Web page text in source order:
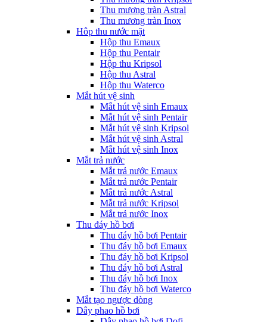
Thu mương tràn Astral
Thu mương tràn Inox
Hôp thu nước mặt
Hộp thu Emaux
Hộp thu Pentair
Hộp thu Kripsol
Hộp thu Astral
Hộp thu Waterco
Mắt hút vệ sinh
Mắt hút vệ sinh Emaux
Mắt hút vệ sinh Pentair
Mắt hút vệ sinh Kripsol
Mắt hút vệ sinh Astral
Mắt hút vệ sinh Inox
Mắt trả nước
Mắt trả nước Emaux
Mắt trả nước Pentair
Mắt trả nước Astral
Mắt trả nước Kripsol
Mắt trả nước Inox
Thu đáy hồ bơi
Thu đáy hồ bơi Pentair
Thu đáy hồ bơi Emaux
Thu đáy hồ bơi Kripsol
Thu đáy hồ bơi Astral
Thu đáy hồ bơi Inox
Thu đáy hồ bơi Waterco
Mắt tạo ngược dòng
Dây phao hồ bơi